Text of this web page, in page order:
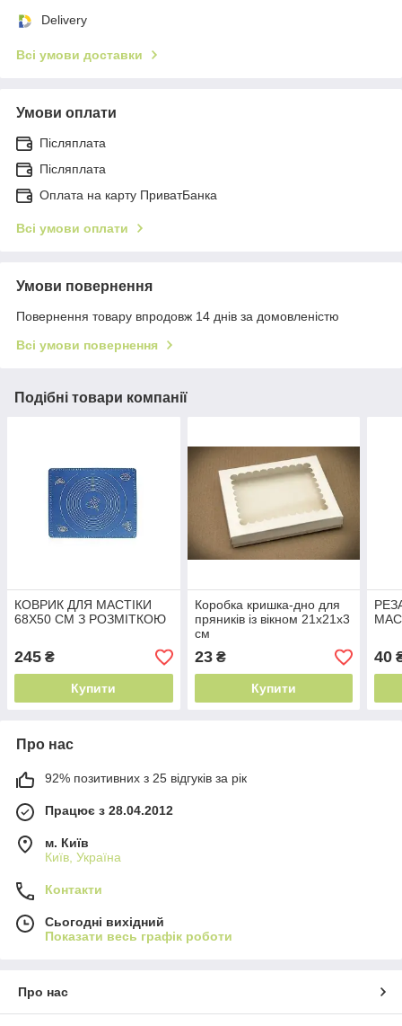
Delivery
Всі умови доставки
Умови оплати
Післяплата
Післяплата
Оплата на карту ПриватБанка
Всі умови оплати
Умови повернення
Повернення товару впродовж 14 днів за домовленістю
Всі умови повернення
Подібні товари компанії
КОВРИК ДЛЯ МАСТІКИ
68Х50 СМ З РОЗМІТКОЮ
245 ₴
Купити
Коробка кришка-дно для
пряників із вікном 21х21х3
см
23₴
Купити
40
Про нас
92% позитивних з 25 відгуків за рік
Працює з 28.04.2012
м. Київ
Київ, Україна
Контакти
Сьогодні вихідний
Показати весь графік роботи
Про нас